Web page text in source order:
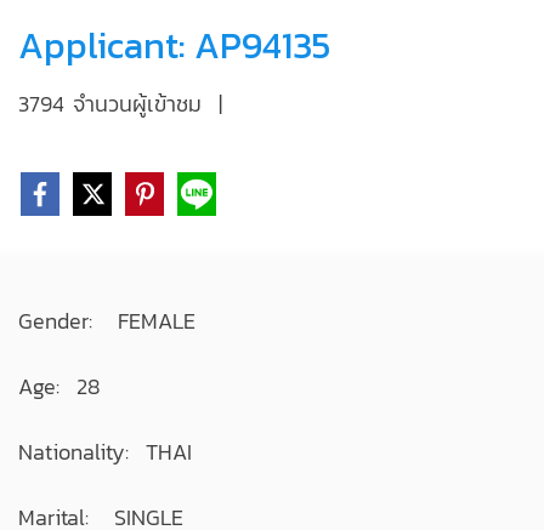
Applicant: AP94135
3794 จำนวนผู้เข้าชม |
Gender: FEMALE
Age: 28
Nationality: THAI
Marital: SINGLE